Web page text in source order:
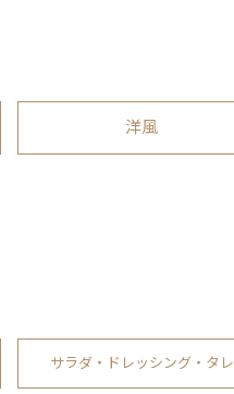
洋風
サラダ・ドレッシング・タレ